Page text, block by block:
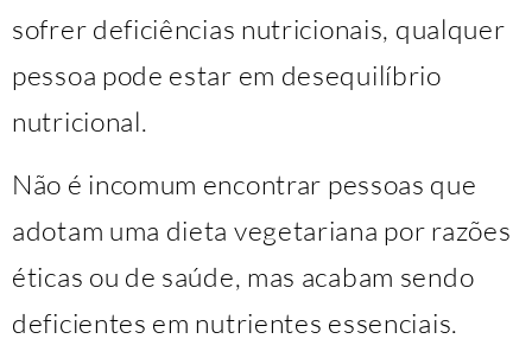
sofrer deficiências nutricionais, qualquer
pessoa pode estar em desequilíbrio
nutricional.
Não é incomum encontrar pessoas que
adotam uma dieta vegetariana por razões
éticas ou de saúde, mas acabam sendo
deficientes em nutrientes essenciais.